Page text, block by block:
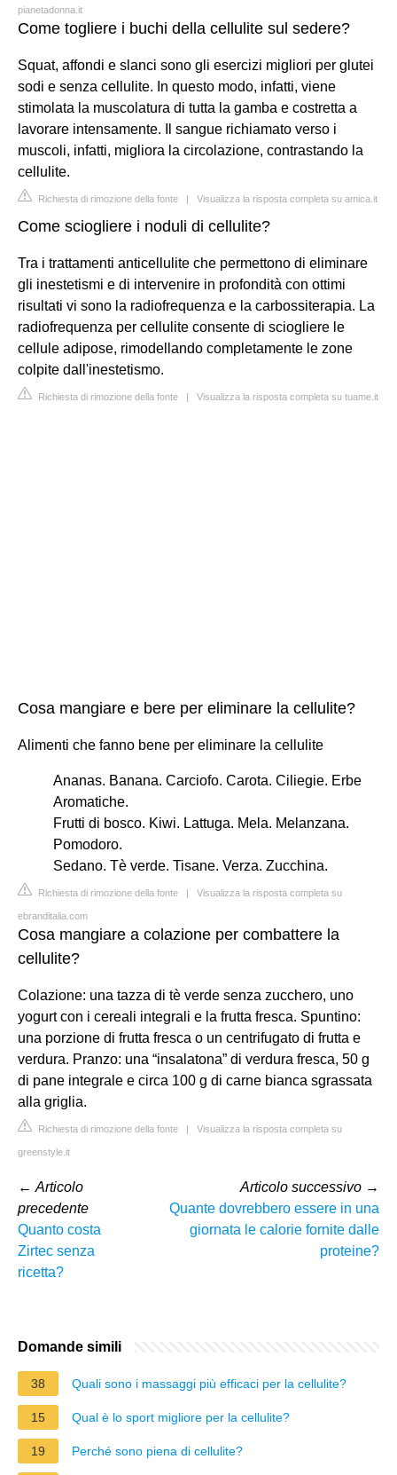
pianetadonna.it
Come togliere i buchi della cellulite sul sedere?
Squat, affondi e slanci sono gli esercizi migliori per glutei
sodi e senza cellulite. In questo modo, infatti, viene
stimolata la muscolatura di tutta la gamba e costretta a
lavorare intensamente. Il sangue richiamato verso i
muscoli, infatti, migliora la circolazione, contrastando la
cellulite.
Richiesta di rimozione della fonte | Visualizza la risposta completa su amica.it
Come sciogliere i noduli di cellulite?
Tra i trattamenti anticellulite che permettono di eliminare
gli inestetismi e di intervenire in profondità con ottimi
risultati vi sono la radiofrequenza e la carbossiterapia. La
radiofrequenza per cellulite consente di sciogliere le
cellule adipose, rimodellando completamente le zone
colpite dall'inestetismo.
Richiesta di rimozione della fonte | Visualizza la risposta completa su tuame.it
Cosa mangiare e bere per eliminare la cellulite?
Alimenti che fanno bene per eliminare la cellulite
Ananas. Banana. Carciofo. Carota. Ciliegie. Erbe
Aromatiche.
Frutti di bosco. Kiwi. Lattuga. Mela. Melanzana.
Pomodoro.
Sedano. Tè verde. Tisane. Verza. Zucchina.
Richiesta di rimozione della fonte | Visualizza la risposta completa su
ebranditalia.com
Cosa mangiare a colazione per combattere la
cellulite?
Colazione: una tazza di tè verde senza zucchero, uno
yogurt con i cereali integrali e la frutta fresca. Spuntino:
una porzione di frutta fresca o un centrifugato di frutta e
verdura. Pranzo: una “insalatona” di verdura fresca, 50 g
di pane integrale e circa 100 g di carne bianca sgrassata
alla griglia.
Richiesta di rimozione della fonte | Visualizza la risposta completa su
greenstyle.it
← Articolo
precedente
Quanto costa
Zirtec senza
ricetta?
Articolo successivo →
Quante dovrebbero essere in una
giornata le calorie fornite dalle
proteine?
Domande simili
38 Quali sono i massaggi più efficaci per la cellulite?
15 Qual è lo sport migliore per la cellulite?
19 Perché sono piena di cellulite?